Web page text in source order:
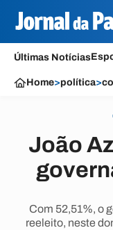
Últimas Notícias
Home>política>
João
Com 52,51%, o
reeleito, neste